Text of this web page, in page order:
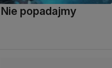
popadajmy